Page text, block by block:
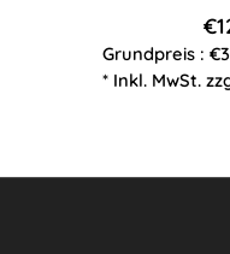
Grundpreis :
* Inkl. MwSt.